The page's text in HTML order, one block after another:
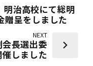
明治高校にて総明
贈呈をしました
NEXT
長選出委
催しました